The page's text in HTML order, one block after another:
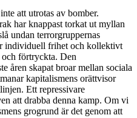
att utrotas av bomber.
har knappast torkat ut myllan
undan terrorgruppernas
individuell frihet och kollektivt
förtryckta. Den
åren skapat broar mellan sociala
kapitalismens orättvisor
Ett repressivare
att drabba denna kamp. Om vi
grogrund är det genom att